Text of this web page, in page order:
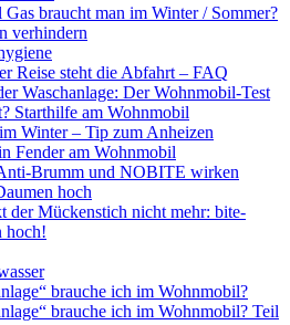
braucht man im Winter / Sommer?
verhindern
Reise steht die Abfahrt – FAQ
Waschanlage: Der Wohnmobil-Test
Starthilfe am Wohnmobil
Winter – Tip zum Anheizen
Fender am Wohnmobil
Brumm und NOBITE wirken
hoch
der Mückenstich nicht mehr: bite-
hoch!
brauche ich im Wohnmobil?
brauche ich im Wohnmobil? Teil